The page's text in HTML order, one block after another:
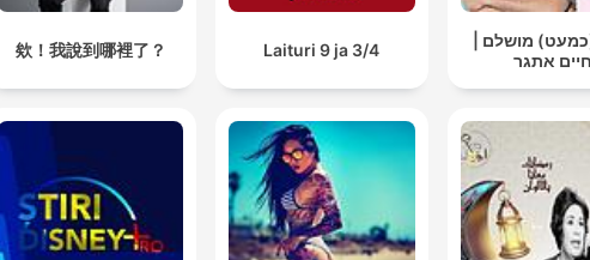
欸！我說到哪裡了？ Laituri 9 ja 3/4
מושלם |
אתגר